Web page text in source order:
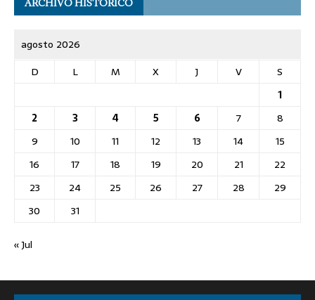
ARCHIVO HISTÓRICO
agosto 2026
D
L M X J V
S
1
2
3 4 5 6 7
8
9
10 11 12 13 14
15
16
17 18 19 20 21
22
23
24 25 26 27 28
29
30
31
« Jul